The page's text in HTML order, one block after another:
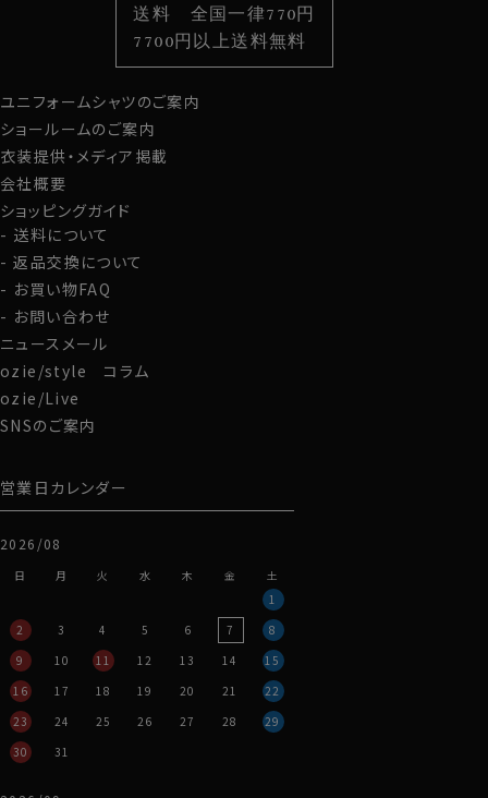
スタイルから選ぶ
カジュアルシャツ
定番シャツ
財布・名刺入れ
バッグ
ストール・マフラー
グローブ
ユニフォームシャツのご案内
ショールームのご案内
衣装提供・メディア掲載
会社概要
ショッピングガイド
送料について
返品交換について
お買い物FAQ
お問い合わせ
ニュースメール
ozie/style コラム
ozie/Live
SNSのご案内
営業日カレンダー
2026/08
日 月 火 水 木 金
土
1
2
3 4 5 6 7
8
9
10 11 12 13 14
15
16
17 18 19 20 21
22
23
24 25 26 27 28
29
30
31
送料 全国一律770円
7700円以上送料無料